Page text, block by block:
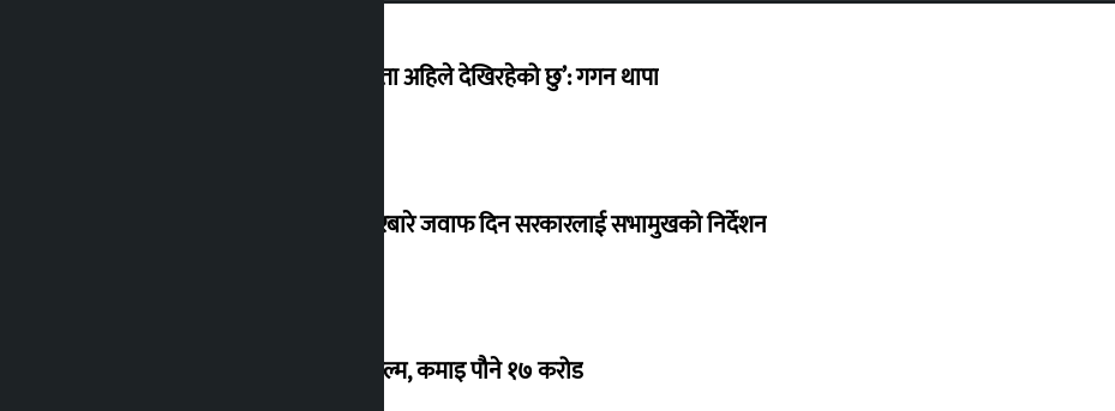
‘देशमा कहिल्यै नभएको शासकीय अराजकता अहिले देखिरहेको छु’: गगन थापा
सांसद यादवले उठाएको ढल्केबर ट्रमा सेन्टरबारे जवाफ दिन सरकारलाई सभामुखको निर्देशन
‘गौंथली’ बन्यो धेरै कमाउने सातौं नेपाली फिल्म, कमाइ पौने १७ करोड